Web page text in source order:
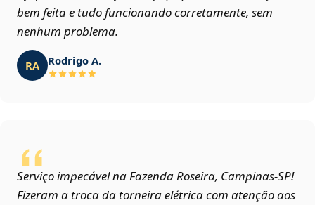
bem feita e tudo funcionando corretamente, sem
nenhum problema.
RA Rodrigo A.
Serviço impecável na Fazenda Roseira, Campinas‑SP!
Fizeram a troca da torneira elétrica com atenção aos